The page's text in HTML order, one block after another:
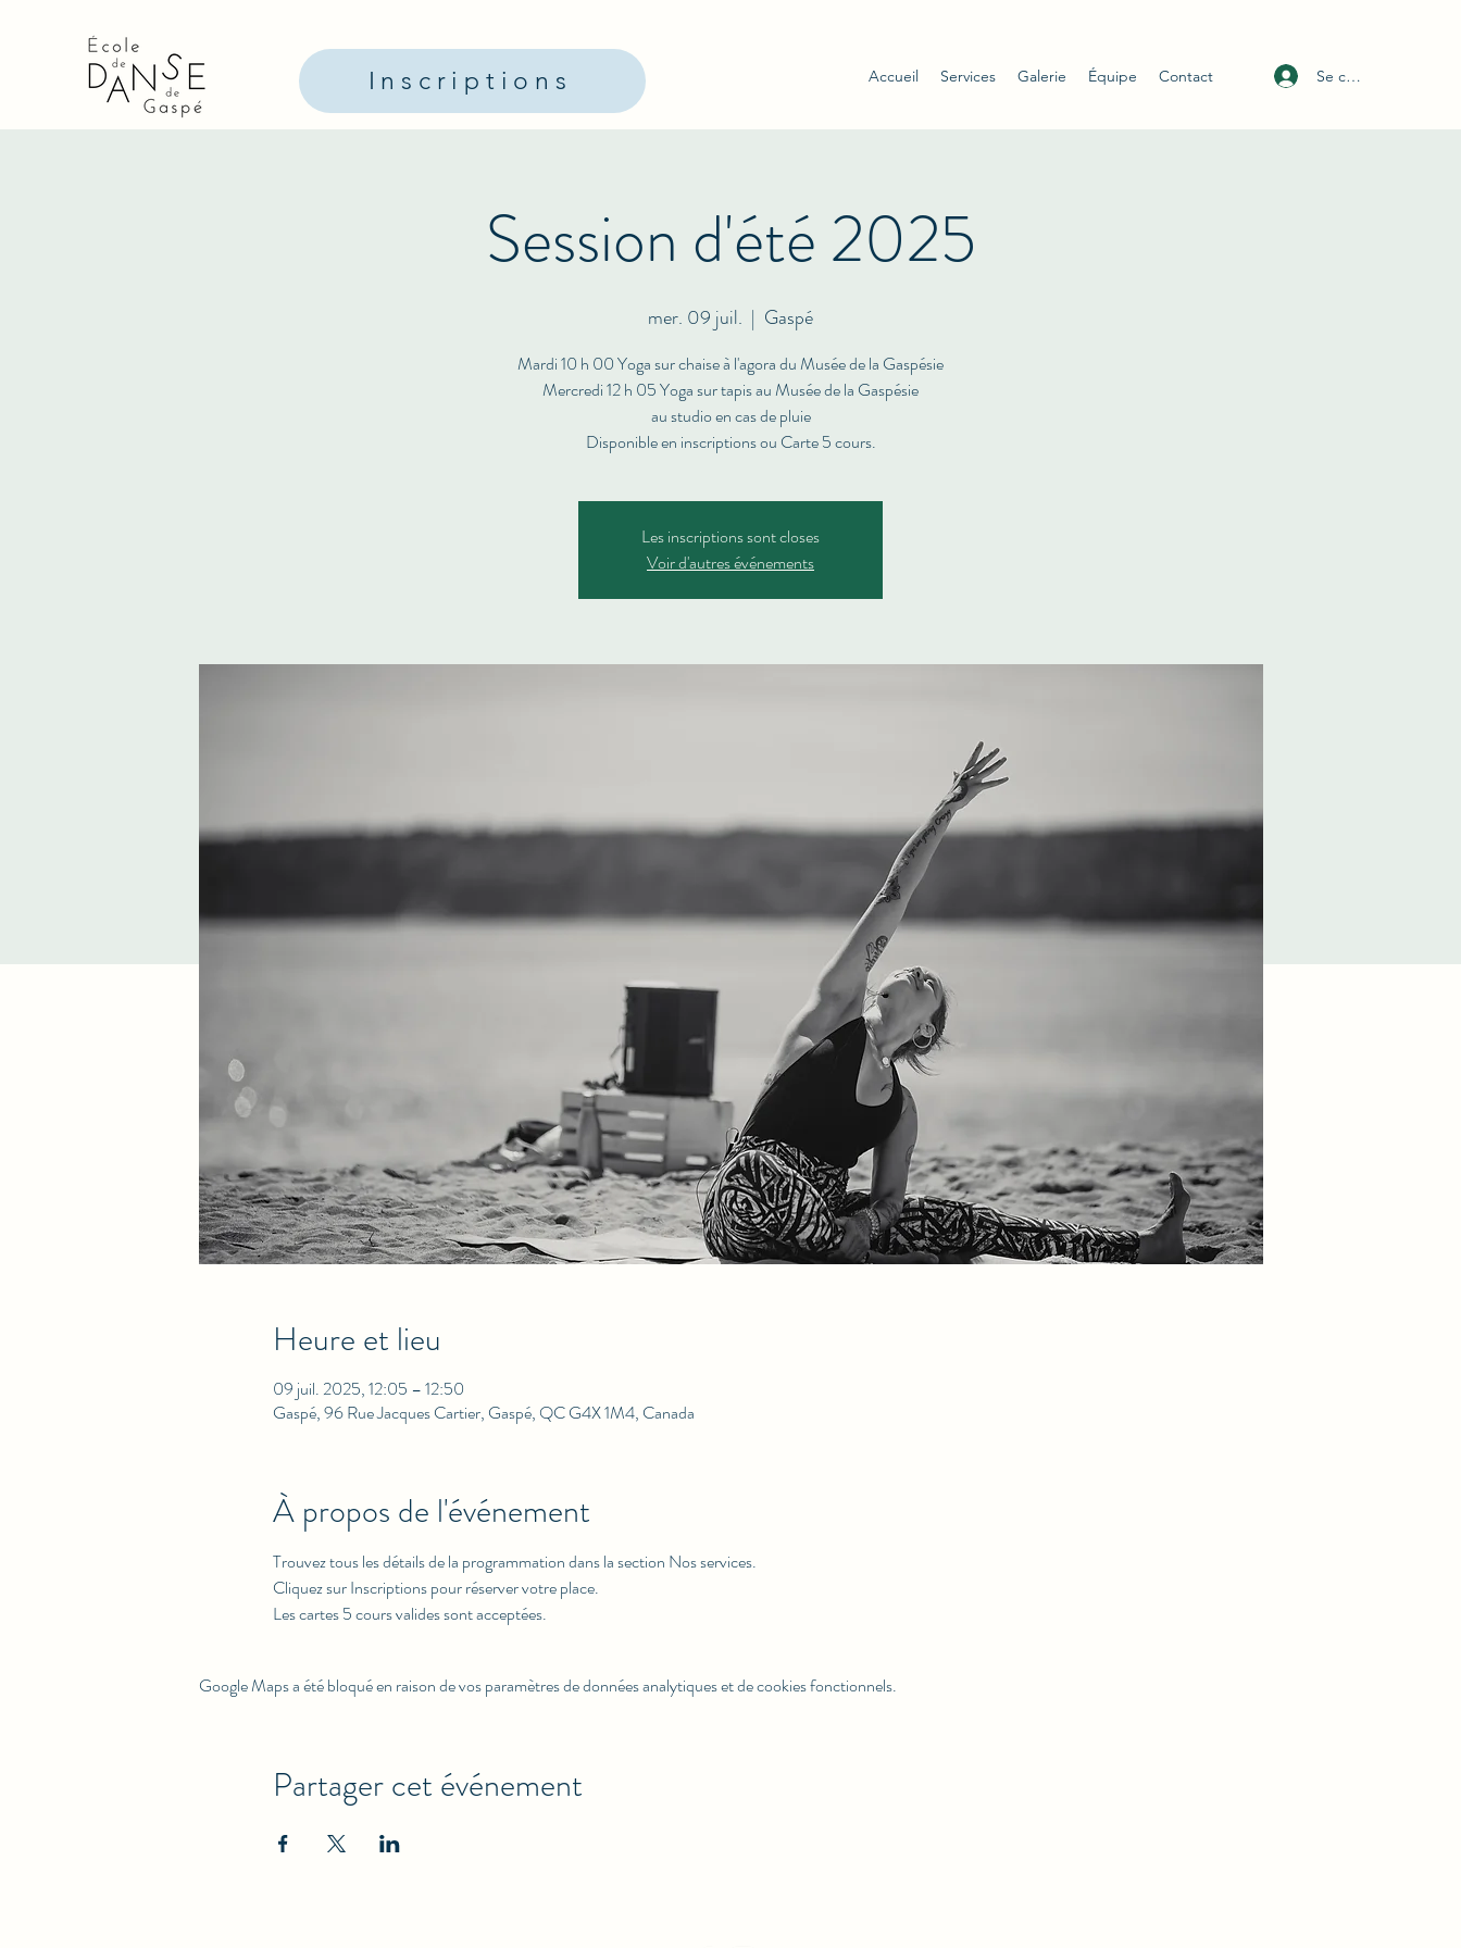
Accueil Services Galerie Équipe Contact
Inscriptions Se connecter
Session d'été 2025
mer. 09 juil.
  |
Gaspé
Mardi 10 h 00 Yoga sur chaise à l'agora du Musée de la Gaspésie
Mercredi 12 h 05 Yoga sur tapis au Musée de la Gaspésie
au studio en cas de pluie
Les inscriptions sont closes
Voir d'autres événements
Heure et lieu
09 juil. 2025, 12:05 – 12:50
Gaspé, 96 Rue Jacques Cartier, Gaspé, QC G4X 1M4, Canada
À propos de l'événement
Trouvez tous les détails de la programmation dans la section Nos services.
Cliquez sur Inscriptions pour réserver votre place.
Les cartes 5 cours valides sont acceptées.
Google Maps a été bloqué en raison de vos paramètres de données analytiques et de cookies fonctionnels.
Partager cet événement